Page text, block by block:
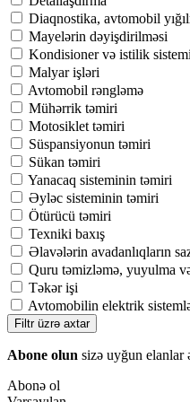
Diaqnostika, avtomobil
Mayelərin dəyişdirilməsi
Kondisioner və istilik
Malyar işləri
Avtomobil rəngləmə
Mühərrik təmiri
Motosiklet təmiri
Süspansiyonun təmiri
Sükan təmiri
Yanacaq sisteminin təmiri
Əyləc sisteminin təmiri
Ötürücü təmiri
Texniki baxış
Əlavələrin avadanlıqların
Quru təmizləmə, yuyulma
Təkər işi
Avtomobilin elektrik
Filtr üzrə axtar
Abone olun sizə uyğun elanlar
Abonə ol